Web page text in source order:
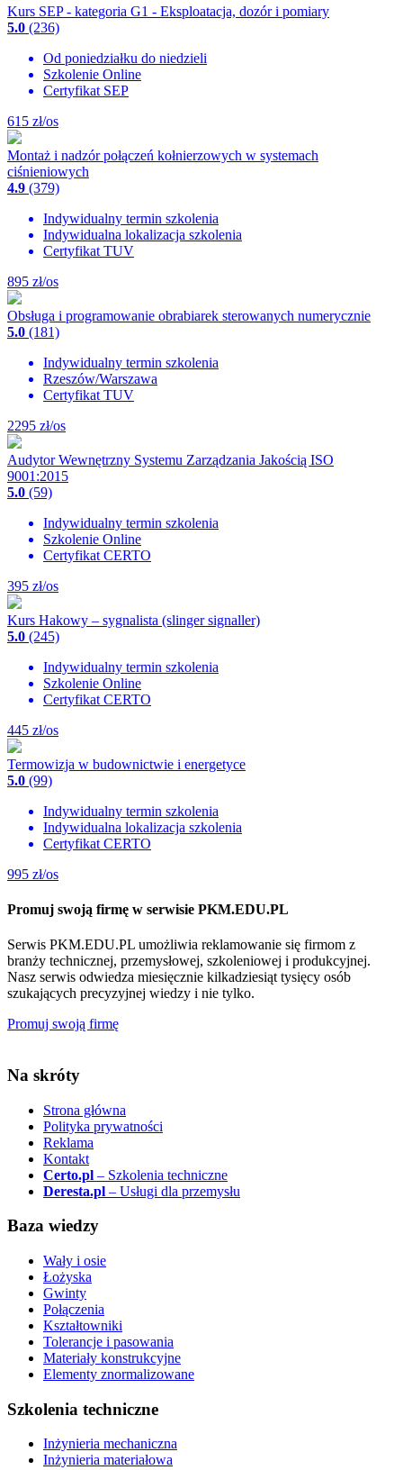
Kurs SEP - kategoria G1 - Eksploatacja, dozór i pomiary
5.0 (236)
Od poniedziałku do niedzieli
Szkolenie Online
Certyfikat SEP
615 zł/os
Montaż i nadzór połączeń kołnierzowych w systemach
ciśnieniowych
4.9 (379)
Indywidualny termin szkolenia
Indywidualna lokalizacja szkolenia
Certyfikat TUV
895 zł/os
Obsługa i programowanie obrabiarek sterowanych numerycznie
5.0 (181)
Indywidualny termin szkolenia
Rzeszów/Warszawa
Certyfikat TUV
2295 zł/os
Audytor Wewnętrzny Systemu Zarządzania Jakością ISO
9001:2015
5.0 (59)
Indywidualny termin szkolenia
Szkolenie Online
Certyfikat CERTO
395 zł/os
Kurs Hakowy – sygnalista (slinger signaller)
5.0 (245)
Indywidualny termin szkolenia
Szkolenie Online
Certyfikat CERTO
445 zł/os
Termowizja w budownictwie i energetyce
5.0 (99)
Indywidualny termin szkolenia
Indywidualna lokalizacja szkolenia
Certyfikat CERTO
995 zł/os
Promuj swoją firmę w serwisie PKM.EDU.PL
Serwis PKM.EDU.PL umożliwia reklamowanie się firmom z
branży technicznej, przemysłowej, szkoleniowej i produkcyjnej.
Nasz serwis odwiedza miesięcznie kilkadziesiąt tysięcy osób
szukających precyzyjnej wiedzy i nie tylko.
Promuj swoją firmę
Na skróty
Strona główna
Polityka prywatności
Reklama
Kontakt
Certo.pl – Szkolenia techniczne
Deresta.pl – Usługi dla przemysłu
Baza wiedzy
Wały i osie
Łożyska
Gwinty
Połączenia
Kształtowniki
Tolerancje i pasowania
Materiały konstrukcyjne
Elementy znormalizowane
Szkolenia techniczne
Inżynieria mechaniczna
Inżynieria materiałowa